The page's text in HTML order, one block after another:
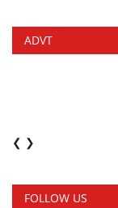
ADVT
❮ ❯
FOLLOW US